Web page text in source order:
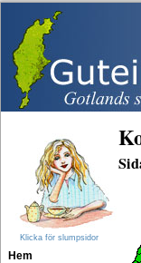
Klicka för slumpsidor
Hem